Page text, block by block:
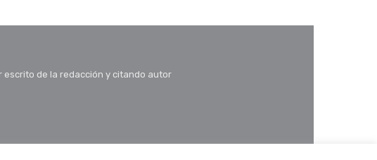
de la redacción y citando autor